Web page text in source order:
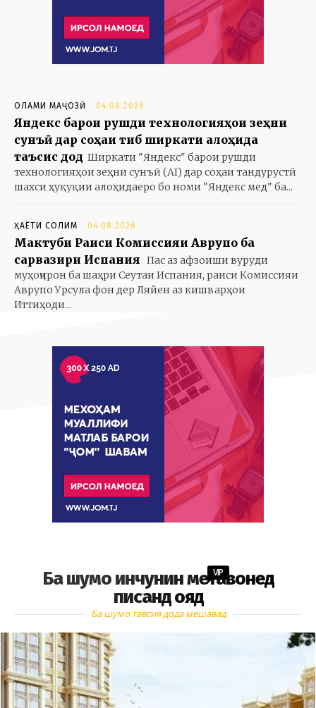
ОЛАМИ МАҶОЗӢ 04.08.2026
Яндекс барои рушди технологияҳои зеҳни
сунъӣ дар соҳаи тиб ширкати алоҳида
таъсис дод Ширкати "Яндекс" барои рушди
технологияҳои зеҳни сунъӣ (AI) дар соҳаи тандурустӣ
шахси ҳуқуқии алоҳидаеро бо номи "Яндекс мед" ба...
ҲАЁТИ СОЛИМ 04.08.2026
Мактуби Раиси Комиссияи Аврупо ба
сарвазири Испания Пас аз афзоиши вуруди
муҳоҷирон ба шаҳри Сеутаи Испания, раиси Комиссияи
Аврупо Урсула фон дер Ляйен аз кишварҳои
Иттиҳоди...
Ба шумо инчунин метавонед
писанд ояд
VIP
Ба шумо тавсия дода мешавад